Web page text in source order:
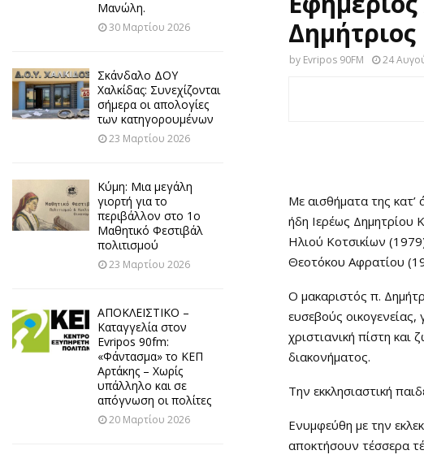
by Evripos 90FM 24
Με αισθήματα της
ήδη Ιερέως
Ηλιού Κοτσικίων
Θεοτόκου Αφρατίου
Ο μακαριστός π.
ευσεβούς
χριστιανική πίστη και
διακονήματος.
Την εκκλησιαστική
Ενυμφεύθη με την
αποκτήσουν τέσσερα
Μανώλη.
30 Μαρτίου 2026
Σκάνδαλο ΔΟΥ
Χαλκίδας: Συνεχίζονται
σήμερα οι απολογίες
των κατηγορουμένων
23 Μαρτίου 2026
Κύμη: Μια μεγάλη
γιορτή για το
περιβάλλον στο 1ο
Μαθητικό Φεστιβάλ
πολιτισμού
23 Μαρτίου 2026
ΑΠΟΚΛΕΙΣΤΙΚΟ –
Καταγγελία στον
Evripos 90fm:
«Φάντασμα» το ΚΕΠ
Αρτάκης – Χωρίς
υπάλληλο και σε
απόγνωση οι πολίτες
20 Μαρτίου 2026